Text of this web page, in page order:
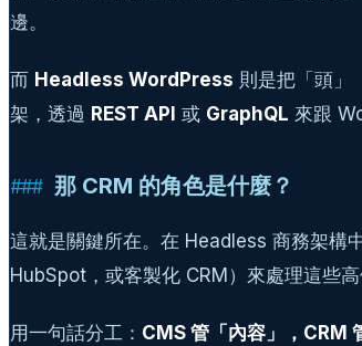
邊。
而 Headless WordPress 則是把「頭」
架，透過 REST API 或 GraphQL 來跟
那 CRM 的角色是什麼？
這就是關鍵所在。在 Headless 商務架構
HubSpot，或客製化 CRM）來處理這些高
用一句話分工： CMS 管「內容」，CRM